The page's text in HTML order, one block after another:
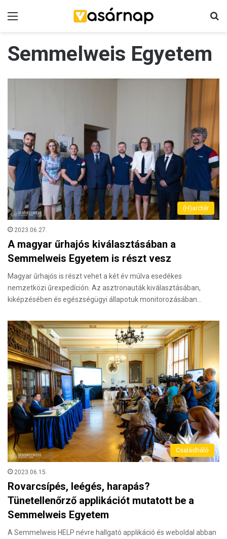
Semmelweis Egyetem
(H)arctér
2023.06.27.
A magyar űrhajós kiválasztásában a
Semmelweis Egyetem is részt vesz
Magyar űrhajós is részt vehet a két év múlva esedékes
nemzetközi űrexpedíción. Az asztronauták kiválasztásában,
kiképzésében és egészségügyi állapotuk monitorozásában…
Családháló
2023.06.15.
Rovarcsípés, leégés, harapás?
Tünetellenőrző applikációt mutatott be a
Semmelweis Egyetem
A Semmelweis HELP névre hallgató applikáció és weboldal abban